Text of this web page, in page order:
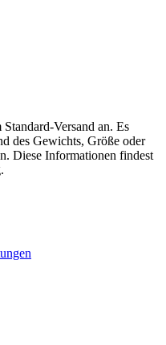
Versand an. Es
des Gewichts, Größe oder
Diese Informationen findest